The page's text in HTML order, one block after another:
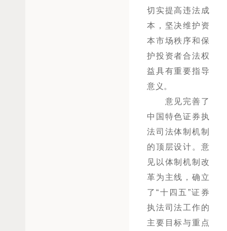
切实提高违法成
本，坚决维护资
本市场秩序和保
护投资者合法权
益具有重要指导
意义。
意见完善了
中国特色证券执
法司法体制机制
的顶层设计。意
见以体制机制改
革为主线，确立
了“十四五”证券
执法司法工作的
主要目标与重点